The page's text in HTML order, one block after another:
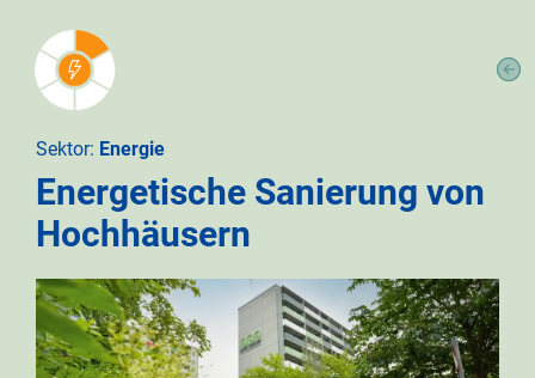
Sektor: Energie
Energetische Sanierung von
Hochhäusern